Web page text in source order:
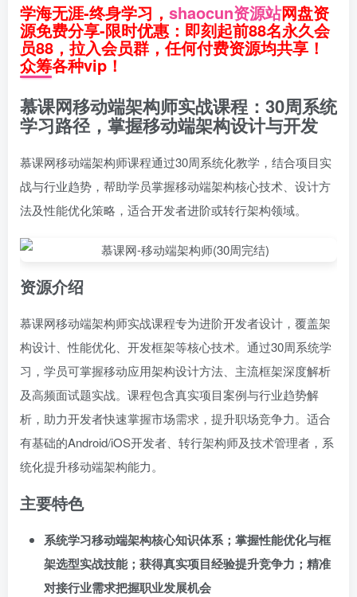
学海无涯-终身学习， shaocun资源站网盘资
源免费分享-限时优惠：即刻起前88名永久会
员88，拉入会员群，任何付费资源均共享！
众筹各种vip！
慕课网移动端架构师实战课程：30周系统
学习路径，掌握移动端架构设计与开发
慕课网移动端架构师课程通过30周系统化教学，结合项目实
战与行业趋势，帮助学员掌握移动端架构核心技术、设计方
法及性能优化策略，适合开发者进阶或转行架构领域。
资源介绍
慕课网移动端架构师实战课程专为进阶开发者设计，覆盖架
构设计、性能优化、开发框架等核心技术。通过30周系统学
习，学员可掌握移动应用架构设计方法、主流框架深度解析
及高频面试题实战。课程包含真实项目案例与行业趋势解
析，助力开发者快速掌握市场需求，提升职场竞争力。适合
有基础的Android/iOS开发者、转行架构师及技术管理者，系
统化提升移动端架构能力。
主要特色
系统学习移动端架构核心知识体系；掌握性能优化与框
架选型实战技能；获得真实项目经验提升竞争力；精准
对接行业需求把握职业发展机会